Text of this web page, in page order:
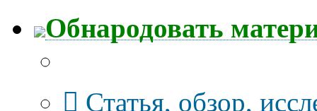
Обнародовать
Статья, обзор,